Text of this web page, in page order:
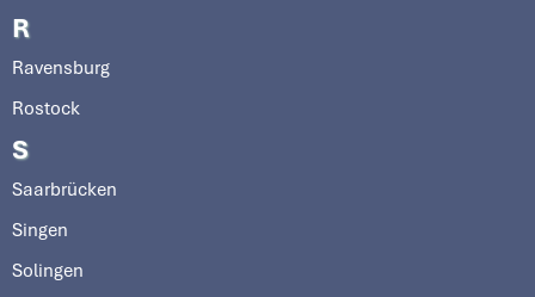
R
Ravensburg
Rostock
S
Saarbrücken
Singen
Solingen